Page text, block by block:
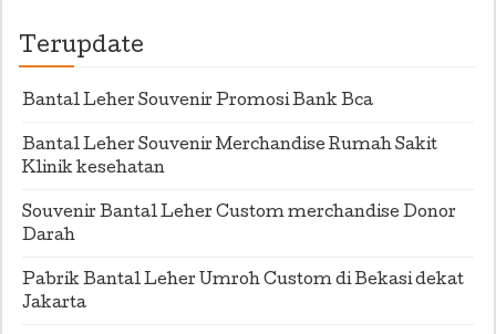
Terupdate
Bantal Leher Souvenir Promosi Bank Bca
Bantal Leher Souvenir Merchandise Rumah Sakit
Klinik kesehatan
Souvenir Bantal Leher Custom merchandise Donor
Darah
Pabrik Bantal Leher Umroh Custom di Bekasi dekat
Jakarta